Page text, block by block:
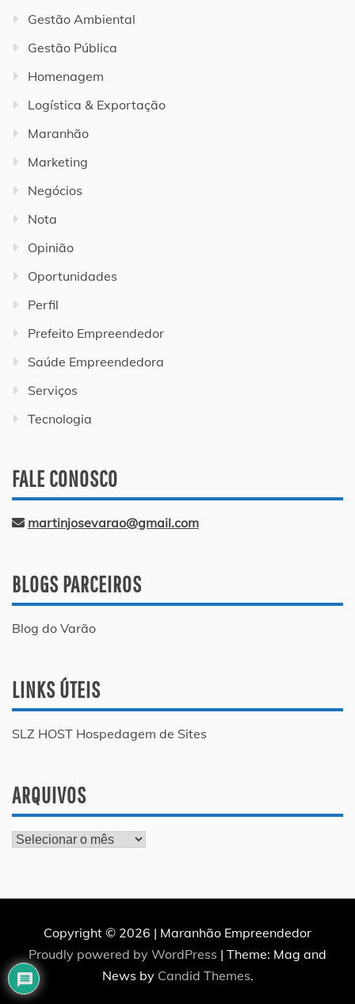
Gestão Ambiental
Gestão Pública
Homenagem
Logística & Exportação
Maranhão
Marketing
Negócios
Nota
Opinião
Oportunidades
Perfil
Prefeito Empreendedor
Saúde Empreendedora
Serviços
Tecnologia
FALE CONOSCO
martinjosevarao@gmail.com
BLOGS PARCEIROS
Blog do Varão
LINKS ÚTEIS
SLZ HOST Hospedagem de Sites
ARQUIVOS
Arquivos
Copyright © 2026 | Maranhão Empreendedor
Proudly powered by WordPress | Theme: Mag and
News by Candid Themes.